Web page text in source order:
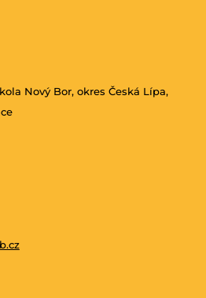
Nový Bor, okres Česká Lípa,